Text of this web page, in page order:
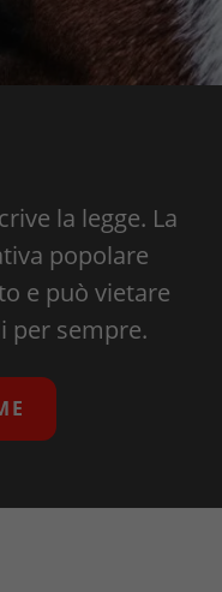
la legge. La
popolare
e può vietare
per sempre.